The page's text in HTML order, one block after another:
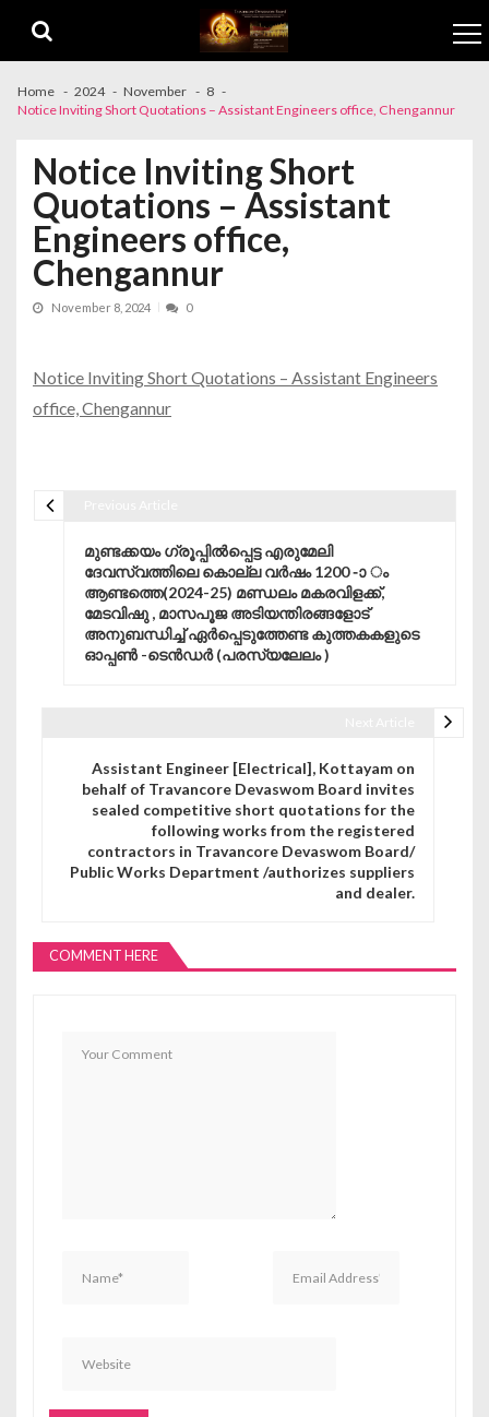
Home 2024 November
8
Notice Inviting Short Quotations – Assistant Engineers office, Chengannur
Notice Inviting Short
Quotations – Assistant
Engineers office,
Chengannur
November 8, 2024 0
Notice Inviting Short Quotations – Assistant Engineers
office, Chengannur
മുണ്ടക്കയം ഗ്രൂപ്പിൽപ്പെട്ട എരുമേലി
ദേവസ്വത്തിലെ കൊല്ല വർഷം 1200 -ാ ം
ആണ്ടത്തെ(2024-25) മണ്ഡലം മകരവിളക്ക്,
മേടവിഷു , മാസപൂജ അടിയന്തിരങ്ങളോട്
അനുബന്ധിച്ച് ഏർപ്പെടുത്തേണ്ട കുത്തകകളുടെ
ഓപ്പൺ -ടെൻഡർ (പരസ്യലേലം )
Assistant Engineer [Electrical], Kottayam on
behalf of Travancore Devaswom Board invites
sealed competitive short quotations for the
following works from the registered
contractors in Travancore Devaswom Board/
Public Works Department /authorizes suppliers
and dealer.
COMMENT HERE